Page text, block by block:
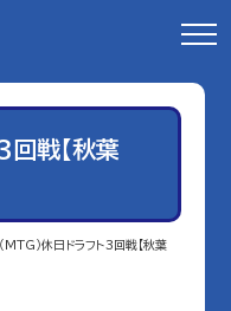
回戦【秋葉
（MTG）休日ドラフト3回戦【秋葉